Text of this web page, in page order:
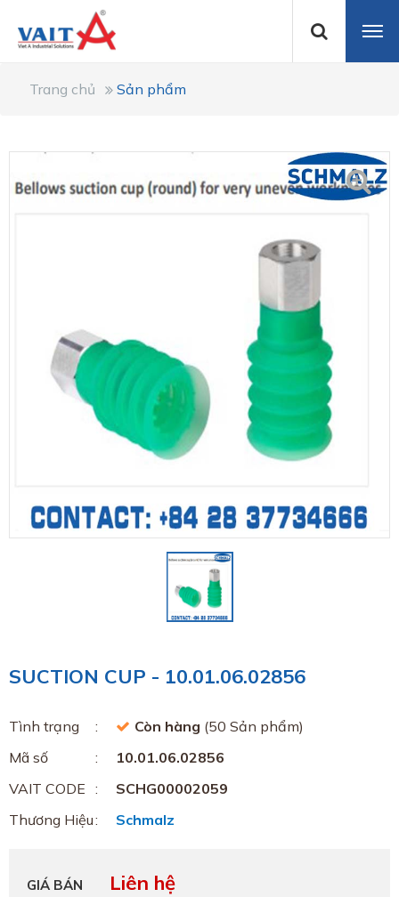
Trang chủ Sản phẩm
SUCTION CUP - 10.01.06.02856
Tình trạng Còn hàng (50 Sản phẩm)
Mã số
10.01.06.02856
VAIT CODE
SCHG00002059
Thương Hiệu
Schmalz
GIÁ BÁN Liên hệ